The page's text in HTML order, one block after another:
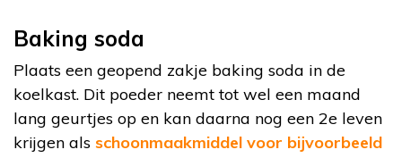
Baking soda
Plaats een geopend zakje baking soda in de
koelkast. Dit poeder neemt tot wel een maand
lang geurtjes op en kan daarna nog een 2e leven
krijgen als schoonmaakmiddel voor bijvoorbeeld